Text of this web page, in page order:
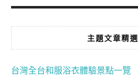
主題文章精選
台灣全台和服浴衣體驗景點一覽